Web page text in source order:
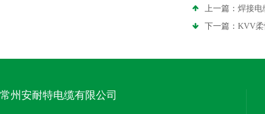
上一篇： 焊接电
下一篇： KVV柔
常州安耐特电缆有限公司